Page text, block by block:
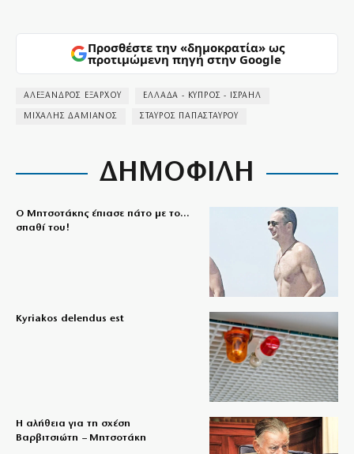
Προσθέστε την «δημοκρατία» ως
προτιμώμενη πηγή στην Google
ΑΛΕΞΑΝΔΡΟΣ ΕΞΑΡΧΟΥ ΕΛΛΑΔΑ - ΚΥΠΡΟΣ - ΙΣΡΑΗΛ
ΜΙΧΑΛΗΣ ΔΑΜΙΑΝΟΣ ΣΤΑΥΡΟΣ ΠΑΠΑΣΤΑΥΡΟΥ
ΔΗΜΟΦΙΛΗ
Ο Μητσοτάκης έπιασε πάτο με το…
σπαθί του!
Kyriakos delendus est
Η αλήθεια για τη σχέση
Βαρβιτσιώτη – Μητσοτάκη